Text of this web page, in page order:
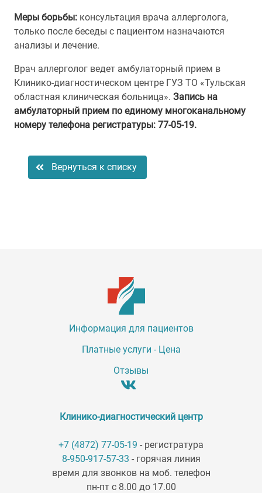
Меры борьбы: консультация врача аллерголога,
только после беседы с пациентом назначаются
анализы и лечение.
Врач аллерголог ведет амбулаторный прием в
Клинико-диагностическом центре ГУЗ ТО «Тульская
областная клиническая больница». Запись на
амбулаторный прием по единому многоканальному
номеру телефона регистратуры: 77-05-19.
Вернуться к списку
Информация для пациентов
Платные услуги - Цена
Отзывы
Клинико-диагностический центр
+7 (4872) 77-05-19 - регистратура
8-950-917-57-33 - горячая линия
время для звонков на моб. телефон
пн-пт с 8.00 до 17.00